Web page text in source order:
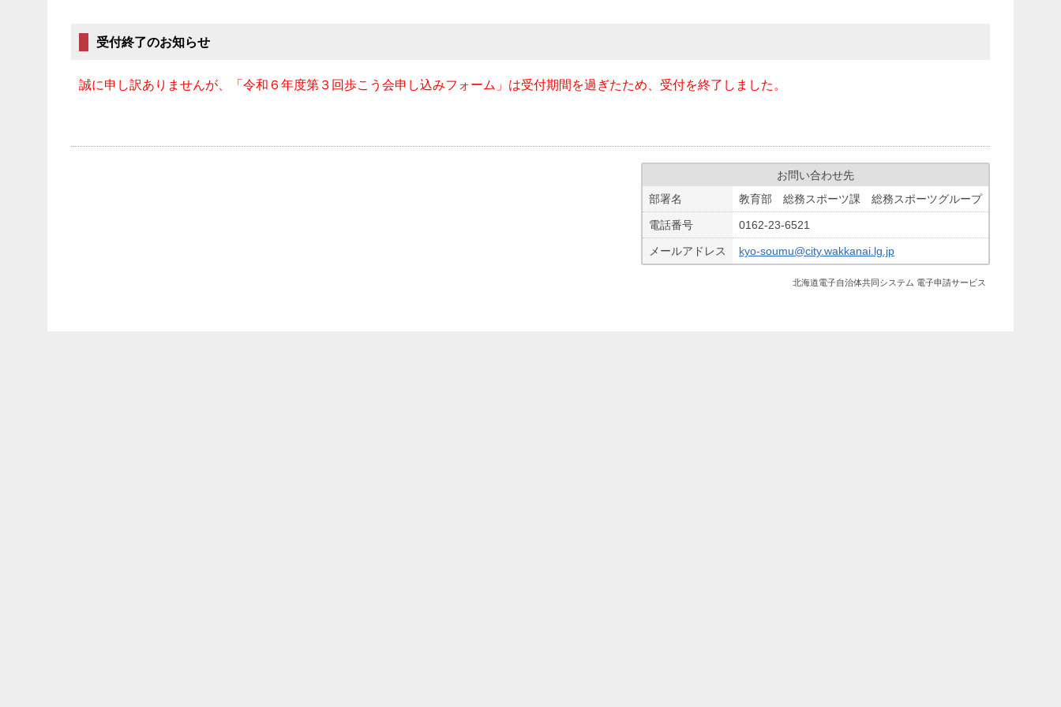
受付終了のお知らせ
誠に申し訳ありませんが、「令和６年度第３回歩こう会申し込みフォーム」は受付期間を過ぎたため、受付を終了しました。
お問い合わせ先
部署名
教育部 総務スポーツ課 総務スポーツグループ
電話番号 0162-23-6521
メールアドレス kyo-soumu@city.wakkanai.lg.jp
北海道電子自治体共同システム 電子申請サービス